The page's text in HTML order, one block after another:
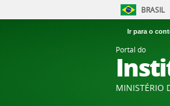
BRASIL
Ir para o
Portal do
MINISTÉRIO